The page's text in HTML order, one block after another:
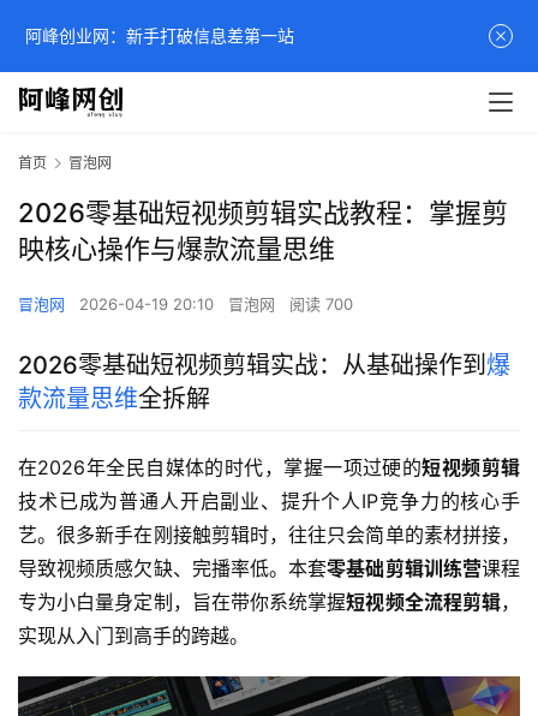
首页 冒泡网
2026零基础短视频剪辑实战教程：掌握剪
映核心操作与爆款流量思维
冒泡网 2026-04-19 20:10 冒泡网 阅读 700
2026零基础短视频剪辑实战：从基础操作到爆
款流量思维全拆解
在2026年全民自媒体的时代，掌握一项过硬的短视频剪辑
技术已成为普通人开启副业、提升个人IP竞争力的核心手
艺。很多新手在刚接触剪辑时，往往只会简单的素材拼接，
导致视频质感欠缺、完播率低。本套零基础剪辑训练营课程
专为小白量身定制，旨在带你系统掌握短视频全流程剪辑，
实现从入门到高手的跨越。
阿峰创业网：新手打破信息差第一站